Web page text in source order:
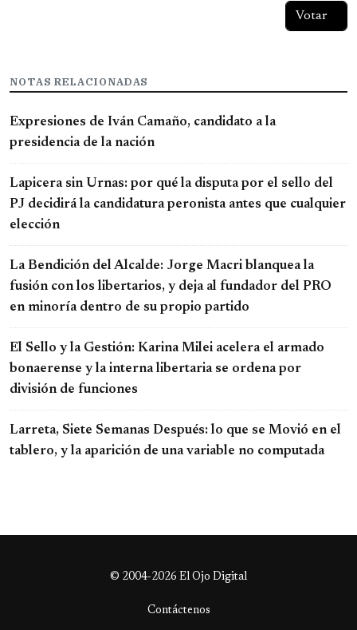
NOTAS RELACIONADAS
Expresiones de Iván Camaño, candidato a la
presidencia de la nación
Lapicera sin Urnas: por qué la disputa por el sello del
PJ decidirá la candidatura peronista antes que cualquier
elección
La Bendición del Alcalde: Jorge Macri blanquea la
fusión con los libertarios, y deja al fundador del PRO
en minoría dentro de su propio partido
El Sello y la Gestión: Karina Milei acelera el armado
bonaerense y la interna libertaria se ordena por
división de funciones
Larreta, Siete Semanas Después: lo que se Movió en el
tablero, y la aparición de una variable no computada
© 2004-2026 El Ojo Digital
Contáctenos